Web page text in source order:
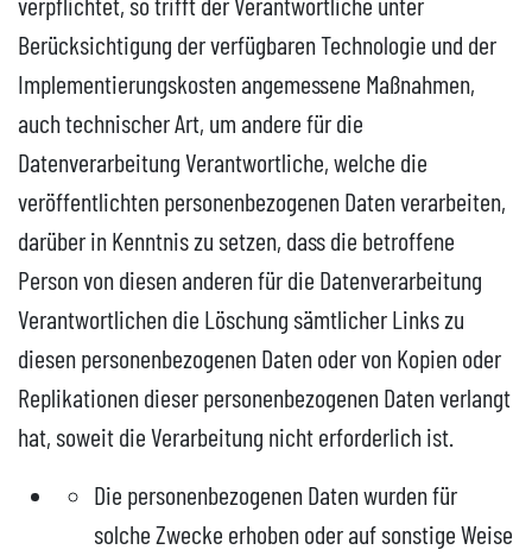
Berücksichtigung der verfügbaren Technologie und der
Implementierungskosten angemessene Maßnahmen,
auch technischer Art, um andere für die
Datenverarbeitung Verantwortliche, welche die
veröffentlichten personenbezogenen Daten verarbeiten,
darüber in Kenntnis zu setzen, dass die betroffene
Person von diesen anderen für die Datenverarbeitung
Verantwortlichen die Löschung sämtlicher Links zu
diesen personenbezogenen Daten oder von Kopien oder
Replikationen dieser personenbezogenen Daten verlangt
hat, soweit die Verarbeitung nicht erforderlich ist.
Die personenbezogenen Daten wurden für
solche Zwecke erhoben oder auf sonstige Weise